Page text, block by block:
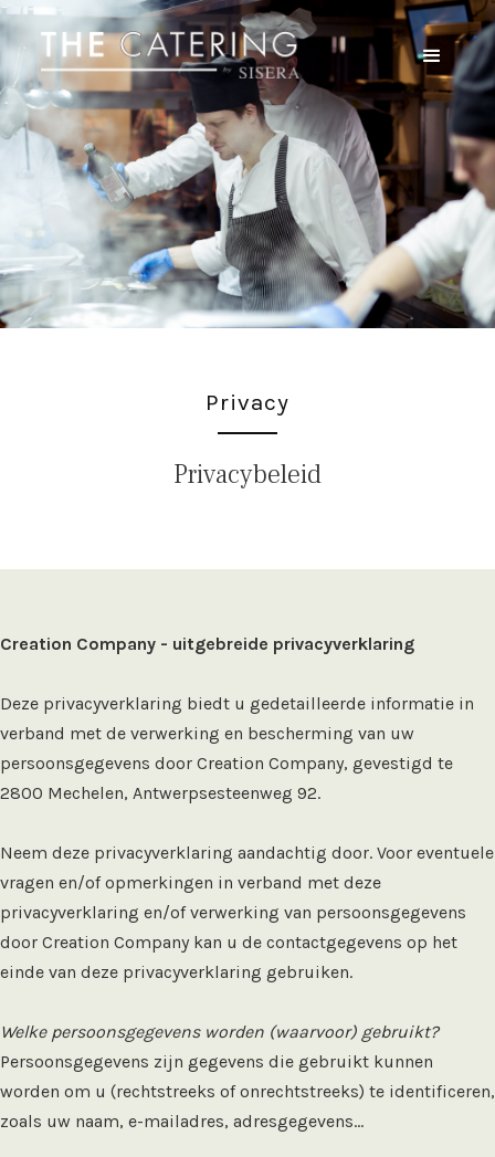
Privacy
Privacybeleid
Creation Company - uitgebreide privacyverklaring
Deze privacyverklaring biedt u gedetailleerde informatie in
verband met de verwerking en bescherming van uw
persoonsgegevens door Creation Company, gevestigd te
2800 Mechelen, Antwerpsesteenweg 92.
Neem deze privacyverklaring aandachtig door. Voor eventuele
vragen en/of opmerkingen in verband met deze
privacyverklaring en/of verwerking van persoonsgegevens
door Creation Company kan u de contactgegevens op het
einde van deze privacyverklaring gebruiken.
Welke persoonsgegevens worden (waarvoor) gebruikt?
Persoonsgegevens zijn gegevens die gebruikt kunnen
worden om u (rechtstreeks of onrechtstreeks) te identificeren,
zoals uw naam, e-mailadres, adresgegevens...